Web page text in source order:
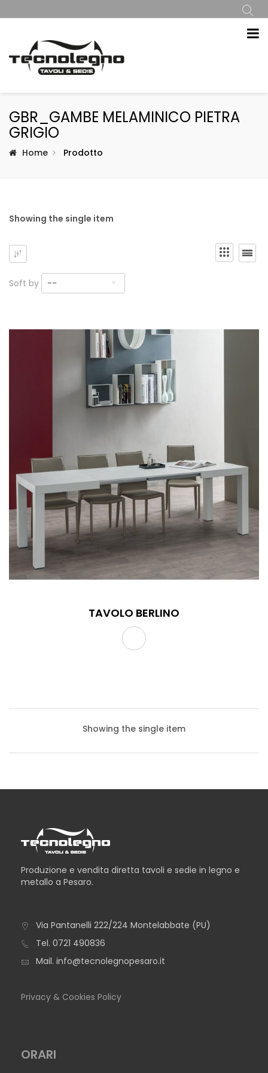
GBR_GAMBE MELAMINICO PIETRA
GRIGIO
Home Prodotto
Showing the single item
Soft by --
TAVOLO BERLINO
TAVOLO BERLINO
Showing the single item
Produzione e vendita diretta tavoli e sedie in legno e
metallo a Pesaro.
Via Pantanelli 222/224 Montelabbate (PU)
Tel. 0721 490836
Mail. info@tecnolegnopesaro.it
Privacy & Cookies Policy
ORARI